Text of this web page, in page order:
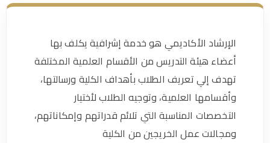
ير
ي
ت
الإرشاد الأكاديمي هو خدمة إشرافية يكلف بها
أعضاء هيئة التدريس من الأقسام العلمية المختلفة
تهدف إلي تعريف الطلاب بأهداف الكلية ورسالتها،
وأقسامها العلمية، وتوجيه الطلاب لأختيار
التخصصات المناسبة التي تلائم قدراتهم وإمكاناتهم،
ومجالات عمل الخريجين من الكلية